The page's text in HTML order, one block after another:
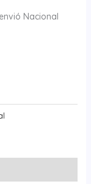
Nacional